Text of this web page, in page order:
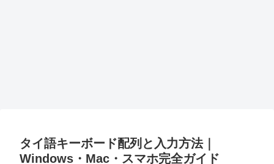
タイ語キーボード配列と入力方法｜
Windows・Mac・スマホ完全ガイド